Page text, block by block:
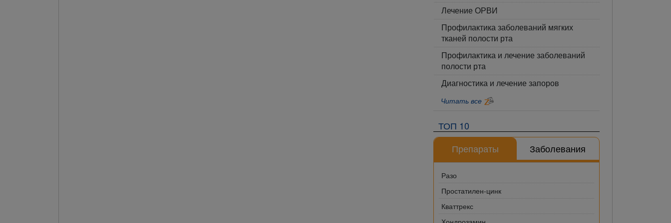
Лечение ОРВИ
Профилактика заболеваний мягких
тканей полости рта
Профилактика и лечение заболеваний
полости рта
Диагностика и лечение запоров
Читать все
ТОП 10
Препараты
Заболевания
Разо
Простатилен-цинк
Кваттрекс